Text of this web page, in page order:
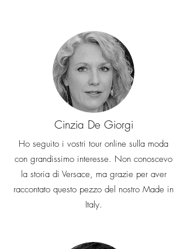
Cinzia De Giorgi
Ho seguito i vostri tour online sulla moda
con grandissimo interesse. Non conoscevo
la storia di Versace, ma grazie per aver
raccontato questo pezzo del nostro Made in
Italy.